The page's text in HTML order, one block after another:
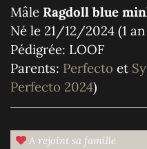
A rejoint sa famille
Mâle Ragdoll blue
Né le 21/12/2024 (1
Pédigrée: LOOF
Parents: Perfecto et
Perfecto 2024)